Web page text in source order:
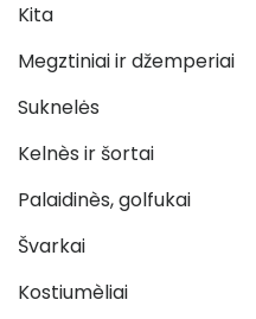
Kita
Megztiniai ir džemperiai
Suknelės
Kelnès ir šortai
Palaidinès, golfukai
Švarkai
Kostiumèliai